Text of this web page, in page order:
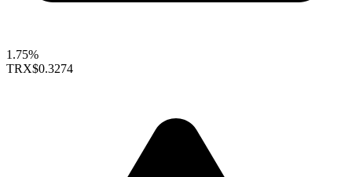
1.75%
TRX$0.3274